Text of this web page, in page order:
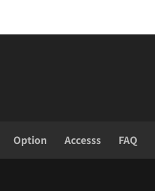
Option Accesss FAQ